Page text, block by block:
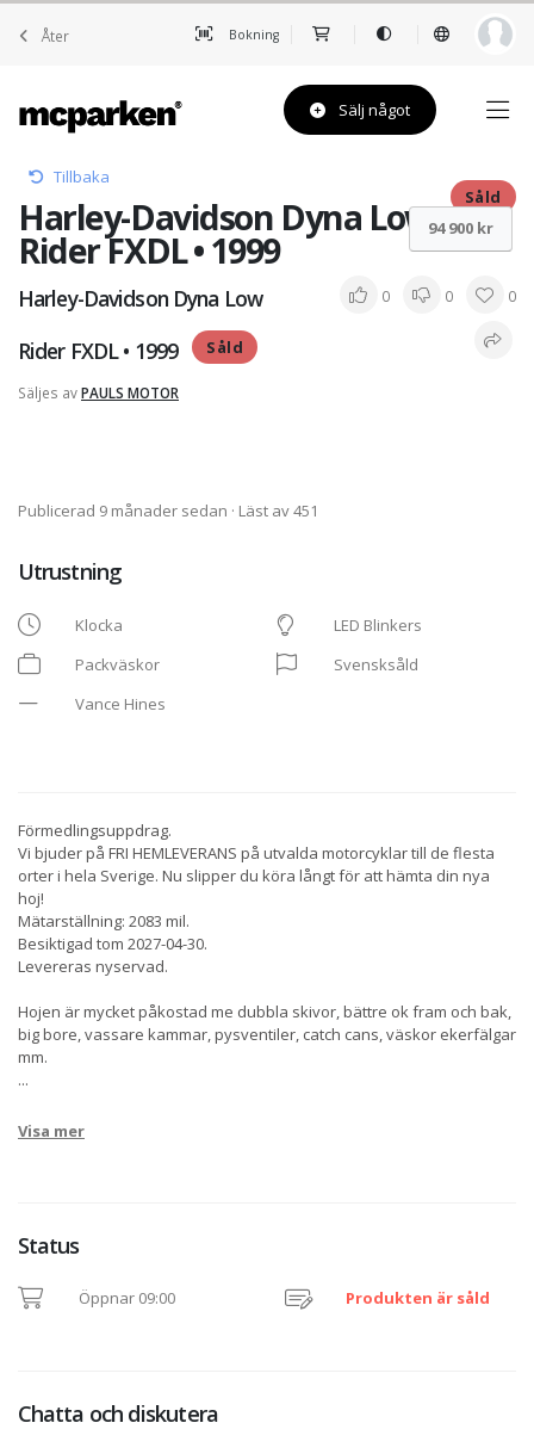
Åter Bokning
Sälj något
Tillbaka
Harley-Davidson Dyna Low
Rider FXDL • 1999
Såld
Harley-Davidson Dyna Low
Rider FXDL • 1999
Såld
0 0 0
Säljes avPAULS MOTOR
94 900 kr
Publicerad 9 månader sedan · Läst av 451
Utrustning
Klocka
LED Blinkers
Packväskor
Svensksåld
Vance Hines
Förmedlingsuppdrag.
Vi bjuder på FRI HEMLEVERANS på utvalda motorcyklar till de flesta
orter i hela Sverige. Nu slipper du köra långt för att hämta din nya
hoj!
Mätarställning: 2083 mil.
Besiktigad tom 2027-04-30.
Levereras nyservad.
Hojen är mycket påkostad me dubbla skivor, bättre ok fram och bak,
big bore, vassare kammar, pysventiler, catch cans, väskor ekerfälgar
mm.
...
Visa mer
Status
Öppnar 09:00 Produkten är såld
Chatta och diskutera